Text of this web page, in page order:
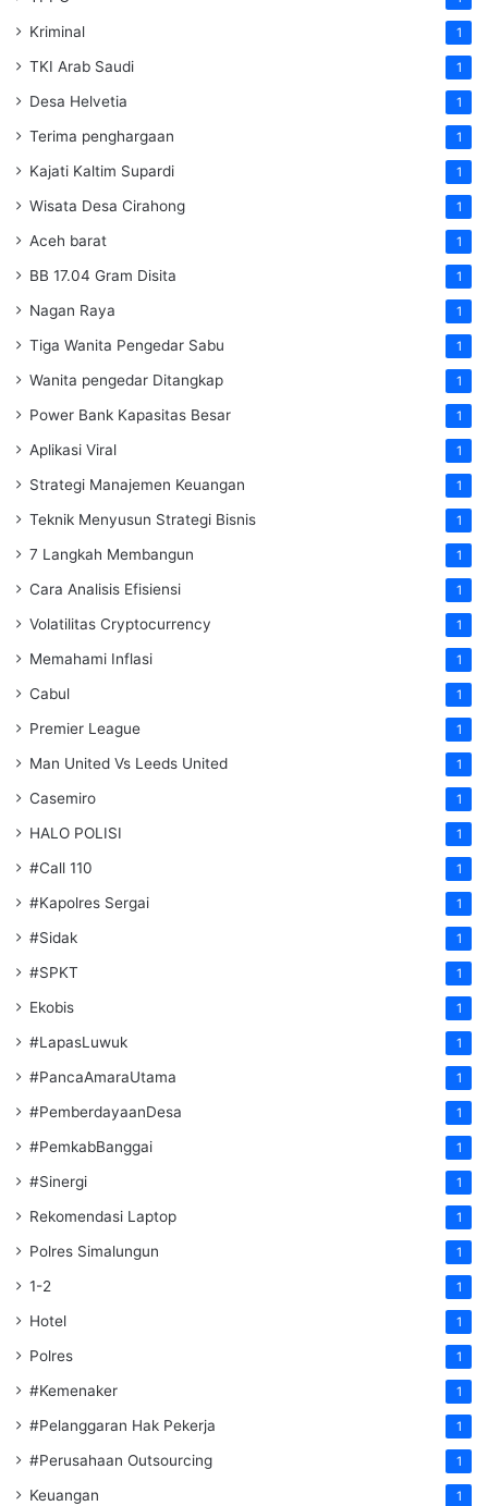
Kriminal 1
TKI Arab Saudi 1
Desa Helvetia 1
Terima penghargaan 1
Kajati Kaltim Supardi 1
Wisata Desa Cirahong 1
Aceh barat 1
BB 17.04 Gram Disita 1
Nagan Raya 1
Tiga Wanita Pengedar Sabu 1
Wanita pengedar Ditangkap 1
Power Bank Kapasitas Besar 1
Aplikasi Viral 1
Strategi Manajemen Keuangan 1
Teknik Menyusun Strategi Bisnis 1
7 Langkah Membangun 1
Cara Analisis Efisiensi 1
Volatilitas Cryptocurrency 1
Memahami Inflasi 1
Cabul 1
Premier League 1
Man United Vs Leeds United 1
Casemiro 1
HALO POLISI 1
#Call 110 1
#Kapolres Sergai 1
#Sidak 1
#SPKT 1
Ekobis 1
#LapasLuwuk 1
#PancaAmaraUtama 1
#PemberdayaanDesa 1
#PemkabBanggai 1
#Sinergi 1
Rekomendasi Laptop 1
Polres Simalungun 1
1-2 1
Hotel 1
Polres 1
#Kemenaker 1
#Pelanggaran Hak Pekerja 1
#Perusahaan Outsourcing 1
Keuangan 1